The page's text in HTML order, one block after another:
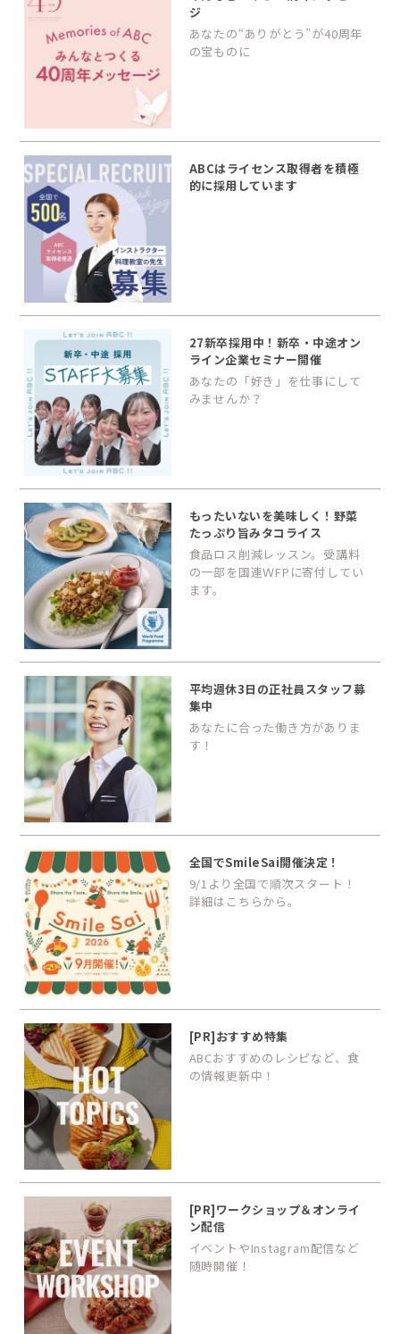
ジ
あなたの“ありがとう”が40周年
の宝ものに
ABCはライセンス取得者を積極
的に採用しています
27新卒採用中！新卒・中途オン
ライン企業セミナー開催
あなたの「好き」を仕事にして
みませんか？
もったいないを美味しく！野菜
たっぷり旨みタコライス
食品ロス削減レッスン。受講料
の一部を国連ＷFPに寄付してい
ます。
平均週休3日の正社員スタッフ募
集中
あなたに合った働き方がありま
す！
全国でSmileSai開催決定！
9/1より全国で順次スタート！
詳細はこちらから。
[PR]おすすめ特集
ABCおすすめのレシピなど、食
の情報更新中！
[PR]ワークショップ＆オンライ
ン配信
イベントやInstagram配信など
随時開催！